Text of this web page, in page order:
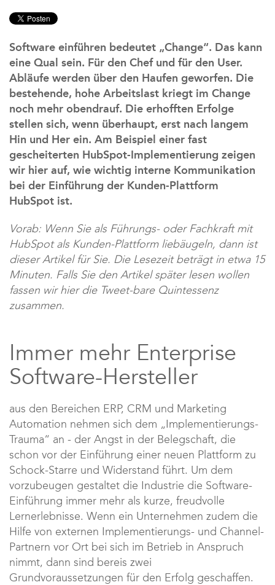
Software einführen bedeutet „Change“. Das kann
eine Qual sein. Für den Chef und für den User.
Abläufe werden über den Haufen geworfen. Die
bestehende, hohe Arbeitslast kriegt im Change
noch mehr obendrauf. Die erhofften Erfolge
stellen sich, wenn überhaupt, erst nach langem
Hin und Her ein. Am Beispiel einer fast
gescheiterten HubSpot-Implementierung zeigen
wir hier auf, wie wichtig interne Kommunikation
bei der Einführung der Kunden-Plattform
HubSpot ist.
Vorab: Wenn Sie als Führungs- oder Fachkraft mit
HubSpot als Kunden-Plattform liebäugeln, dann ist
dieser Artikel für Sie. Die Lesezeit beträgt in etwa 15
Minuten. Falls Sie den Artikel später lesen wollen
fassen wir hier die Tweet-bare Quintessenz
zusammen.
Immer mehr Enterprise
Software-Hersteller
aus den Bereichen ERP, CRM und Marketing
Automation nehmen sich dem „Implementierungs-
Trauma“ an - der Angst in der Belegschaft, die
schon vor der Einführung einer neuen Plattform zu
Schock-Starre und Widerstand führt. Um dem
vorzubeugen gestaltet die Industrie die Software-
Einführung immer mehr als kurze, freudvolle
Lernerlebnisse. Wenn ein Unternehmen zudem die
Hilfe von externen Implementierungs- und Channel-
Partnern vor Ort bei sich im Betrieb in Anspruch
nimmt, dann sind bereis zwei
Grundvoraussetzungen für den Erfolg geschaffen.